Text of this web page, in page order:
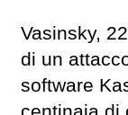
Vasinsky,
di un
software